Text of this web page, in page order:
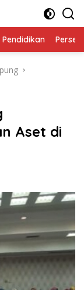
Pendidikan
Aset di